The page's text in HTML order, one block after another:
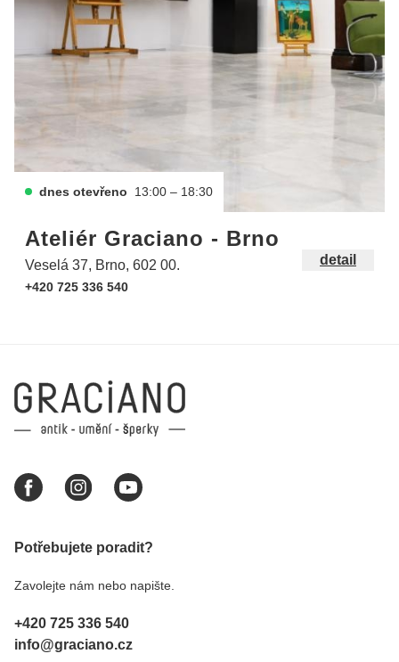
dnes otevřeno 13:00 – 18:30
Ateliér Graciano - Brno
Veselá 37, Brno, 602 00.
+420 725 336 540
detail
Potřebujete poradit?
Zavolejte nám nebo napište.
+420 725 336 540
info@graciano.cz